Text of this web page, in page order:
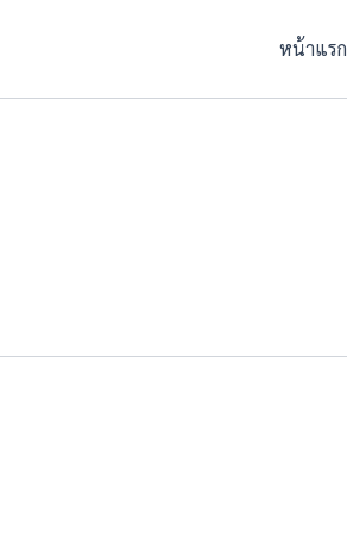
หน้าแรก